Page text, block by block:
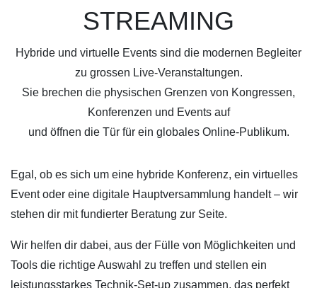
STREAMING
Hybride und virtuelle Events sind die modernen Begleiter
zu grossen Live-Veranstaltungen.
Sie brechen die physischen Grenzen von Kongressen,
Konferenzen und Events auf
und öffnen die Tür für ein globales Online-Publikum.
Egal, ob es sich um eine hybride Konferenz, ein virtuelles
Event oder eine digitale Hauptversammlung handelt – wir
stehen dir mit fundierter Beratung zur Seite.
Wir helfen dir dabei, aus der Fülle von Möglichkeiten und
Tools die richtige Auswahl zu treffen und stellen ein
leistungsstarkes Technik-Set-up zusammen, das perfekt